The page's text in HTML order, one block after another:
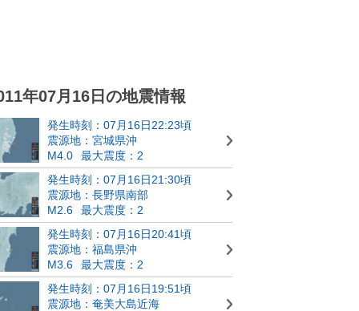
年07月16日の地震情報
発生時刻：07月16日22:23頃
震源地：宮城県沖
M4.0
最大震度：2
発生時刻：07月16日21:30頃
震源地：長野県南部
M2.6
最大震度：2
発生時刻：07月16日20:41頃
震源地：福島県沖
M3.6
最大震度：2
発生時刻：07月16日19:51頃
震源地：奄美大島近海